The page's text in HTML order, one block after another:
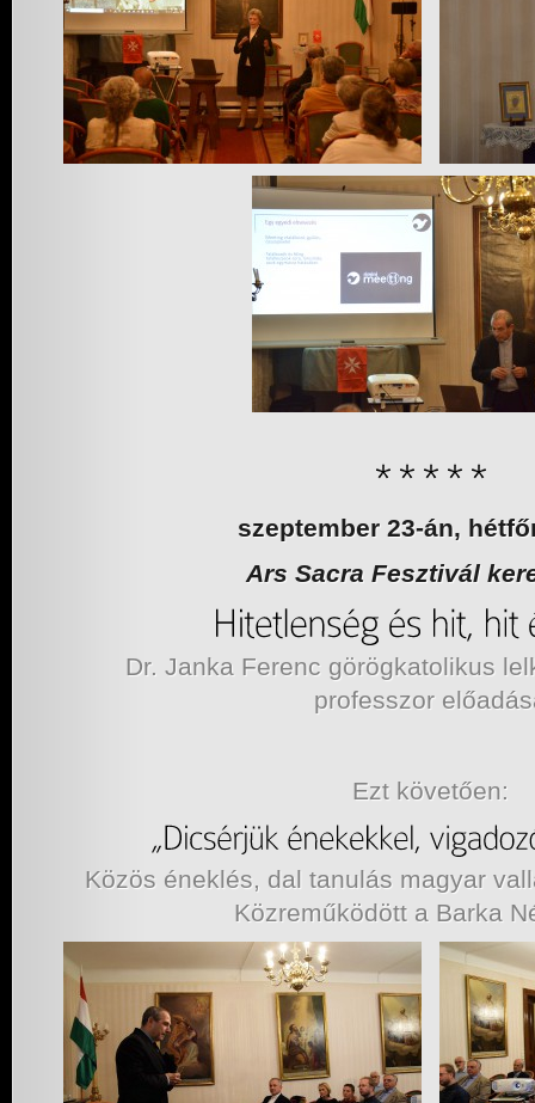
szeptember 23-án,
Ars Sacra Fesztivál
Dr. Janka Ferenc görögkatolikus
professzor
Ezt követően:
Közös éneklés, dal tanulás magyar
Közreműködött a Barka